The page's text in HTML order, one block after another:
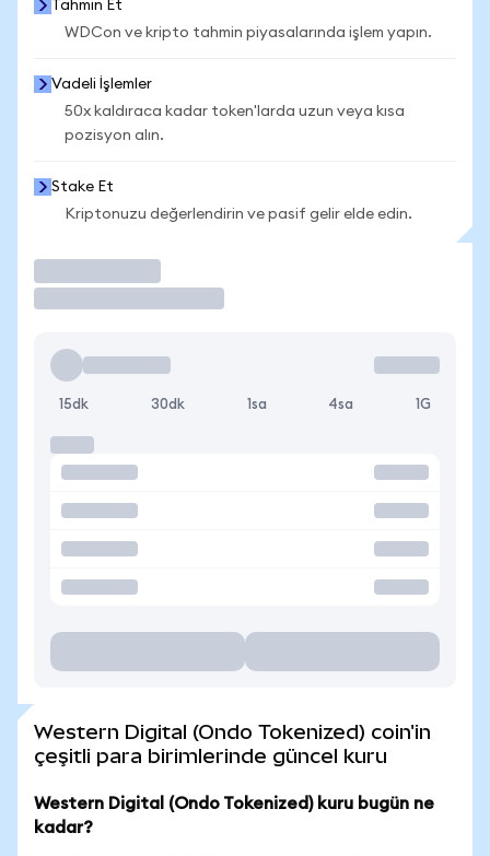
Tahmin Et
WDCon ve kripto tahmin piyasalarında işlem yapın.
Vadeli İşlemler
50x kaldıraca kadar token'larda uzun veya kısa
pozisyon alın.
Stake Et
Kriptonuzu değerlendirin ve pasif gelir elde edin.
15dk 30dk 1sa 4sa 1G
Western Digital (Ondo Tokenized) coin'in
çeşitli para birimlerinde güncel kuru
Western Digital (Ondo Tokenized) kuru bugün ne
kadar?